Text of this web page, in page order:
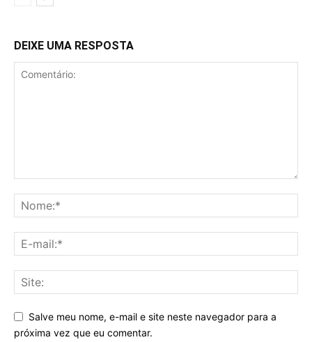
DEIXE UMA RESPOSTA
Salve meu nome, e-mail e site neste navegador para a
próxima vez que eu comentar.